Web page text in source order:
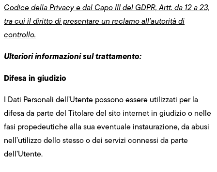
Codice della Privacy e dal Capo III del GDPR, Artt. da 12 a 23,
tra cui il diritto di presentare un reclamo all’autorità di
controllo.
Ulteriori informazioni sul trattamento:
Difesa in giudizio
I Dati Personali dell’Utente possono essere utilizzati per la
difesa da parte del Titolare del sito internet in giudizio o nelle
fasi propedeutiche alla sua eventuale instaurazione, da abusi
nell’utilizzo dello stesso o dei servizi connessi da parte
dell’Utente.